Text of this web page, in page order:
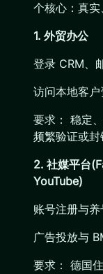
个核心：真实
1. 外贸办公
登录 CRM、
访问本地客
要求： 稳定
频繁验证或封
2. 社媒平台
YouTube)
账号注册与养
广告投放与
要求： 德国